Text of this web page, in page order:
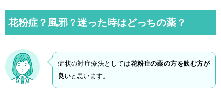
花粉症？風邪？迷った時はどっちの薬？
症状の対症療法としては花粉症の薬の方を飲む方が
良いと思います。